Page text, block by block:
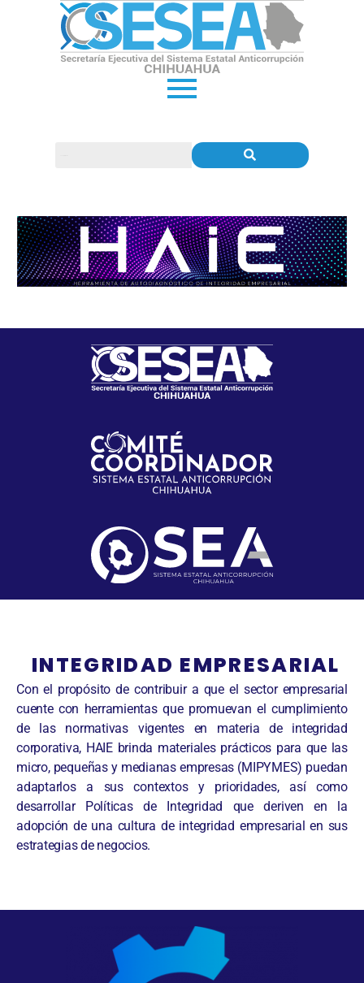
INTEGRIDAD EMPRESARIAL
Con el propósito de contribuir a que el sector empresarial
cuente con herramientas que promuevan el cumplimiento
de las normativas vigentes en materia de integridad
corporativa, HAIE brinda materiales prácticos para que las
micro, pequeñas y medianas empresas (MIPYMES) puedan
adaptarlos a sus contextos y prioridades, así como
desarrollar Políticas de Integridad que deriven en la
adopción de una cultura de integridad empresarial en sus
estrategias de negocios.